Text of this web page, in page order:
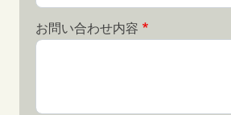
お問い合わせ内容